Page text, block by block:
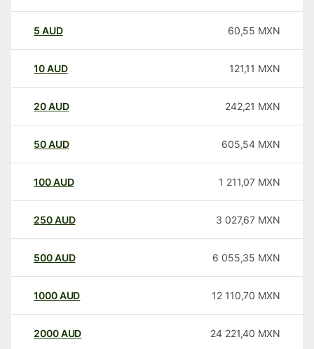
5 AUD 60,55 MXN
10AUD 121,11 MXN
20AUD 242,21 MXN
50AUD 605,54 MXN
100AUD 1 211,07 MXN
250AUD 3 027,67 MXN
500AUD 6 055,35 MXN
1000AUD 12 110,70 MXN
2000AUD 24 221,40 MXN